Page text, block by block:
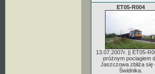
ET05-R004
13.07.2007r. || ET05-
próżnym pociagiem
Jaszczowa zbliża się
Świdnika.